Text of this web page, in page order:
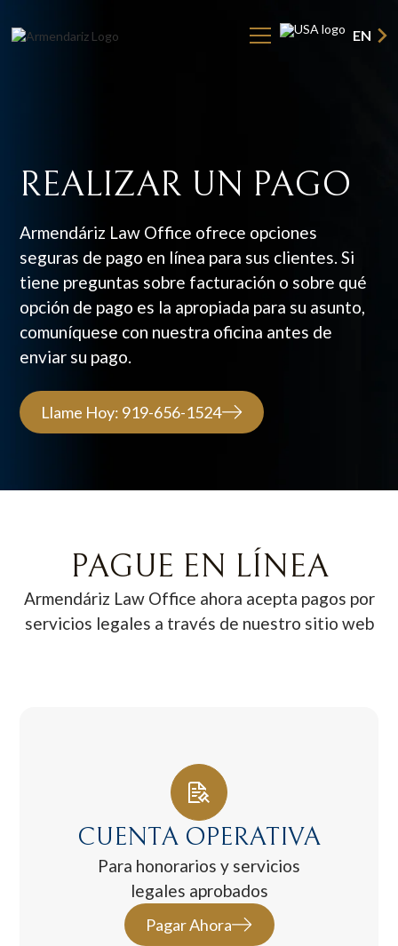
EN
REALIZAR UN PAGO
Armendáriz Law Office ofrece opciones
seguras de pago en línea para sus clientes. Si
tiene preguntas sobre facturación o sobre qué
opción de pago es la apropiada para su asunto,
comuníquese con nuestra oficina antes de
enviar su pago.
Llame Hoy: 919-656-1524
PAGUE EN LÍNEA
Armendáriz Law Office ahora acepta pagos por
servicios legales a través de nuestro sitio web
CUENTA OPERATIVA
Para honorarios y servicios
legales aprobados
Pagar Ahora